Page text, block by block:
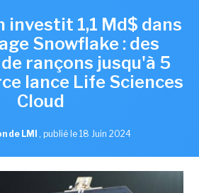
investit 1,1 Md$ dans
Snowflake : des
rançons jusqu'à 5
lance Life Sciences
Cloud
de LMI , publié le 18 Juin 2024